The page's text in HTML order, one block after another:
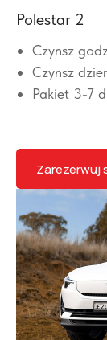
Polestar 2
Czynsz
Czynsz
Pakiet 3-7
Zarezerwuj